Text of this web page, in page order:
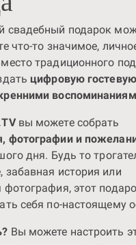
свадебный подарок
что-то значимое,
традиционного
цифровую гостевую
вы можете собрать
фотографии и
дня. Будь то
забавная история или
фотография, этот
себя по-настоящему
Вы можете настроить